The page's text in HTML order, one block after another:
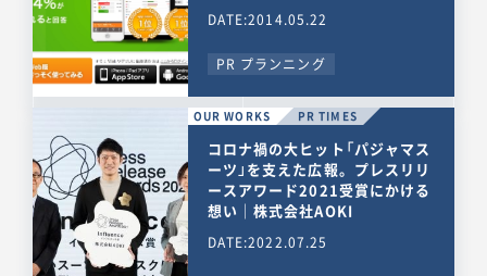
DATE:2014.05.22
PR プランニング
OUR WORKS PR TIMES
コロナ禍の大ヒット「パジャマス
ーツ」を支えた広報。プレスリリ
ースアワード2021受賞にかける
想い｜株式会社AOKI
DATE:2022.07.25